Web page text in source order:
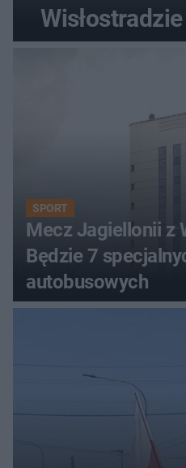
SPORT
Mecz Jagiellonii z
Będzie 7
autobusowych